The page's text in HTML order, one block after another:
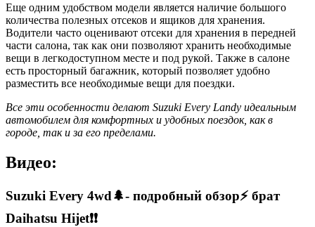
Еще одним удобством модели является наличие большого
количества полезных отсеков и ящиков для хранения.
Водители часто оценивают отсеки для хранения в передней
части салона, так как они позволяют хранить необходимые
вещи в легкодоступном месте и под рукой. Также в салоне
есть просторный багажник, который позволяет удобно
разместить все необходимые вещи для поездки.
Все эти особенности делают Suzuki Every Landy идеальным
автомобилем для комфортных и удобных поездок, как в
городе, так и за его пределами.
Видео:
Suzuki Every 4wd🌲- подробный обзор⚡ брат
Daihatsu Hijet❗❗